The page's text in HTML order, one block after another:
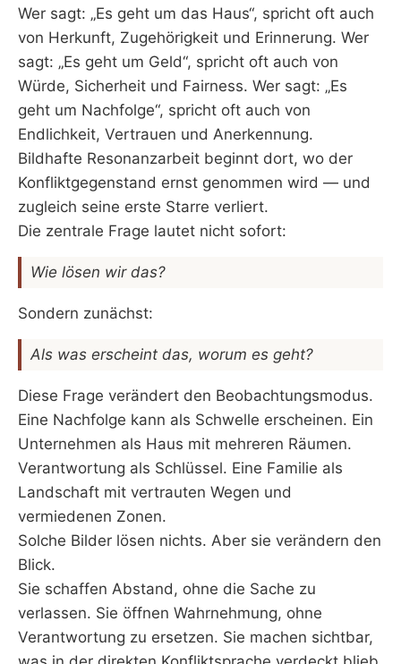
Wer sagt: „Es geht um das Haus“, spricht oft auch
von Herkunft, Zugehörigkeit und Erinnerung. Wer
sagt: „Es geht um Geld“, spricht oft auch von
Würde, Sicherheit und Fairness. Wer sagt: „Es
geht um Nachfolge“, spricht oft auch von
Endlichkeit, Vertrauen und Anerkennung.
Bildhafte Resonanzarbeit beginnt dort, wo der
Konfliktgegenstand ernst genommen wird — und
zugleich seine erste Starre verliert.
Die zentrale Frage lautet nicht sofort:
Wie lösen wir das?
Sondern zunächst:
Als was erscheint das, worum es geht?
Diese Frage verändert den Beobachtungsmodus.
Eine Nachfolge kann als Schwelle erscheinen. Ein
Unternehmen als Haus mit mehreren Räumen.
Verantwortung als Schlüssel. Eine Familie als
Landschaft mit vertrauten Wegen und
vermiedenen Zonen.
Solche Bilder lösen nichts. Aber sie verändern den
Blick.
Sie schaffen Abstand, ohne die Sache zu
verlassen. Sie öffnen Wahrnehmung, ohne
Verantwortung zu ersetzen. Sie machen sichtbar,